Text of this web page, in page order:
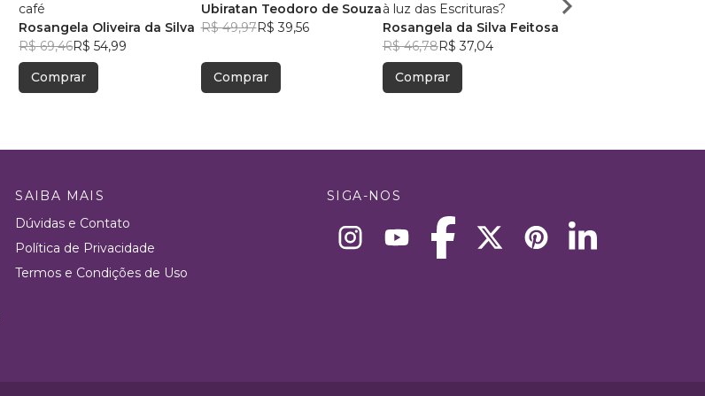
café
Rosangela Oliveira da Silva
R$ 69,46R$ 54,99
Comprar
Ubiratan Teodoro de Souza
R$ 49,97R$ 39,56
Comprar
à luz das Escrituras?
Rosangela da Silva Feitosa
R$ 46,78R$ 37,04
Comprar
Alessandro Monteiro
SAIBA MAIS
Dúvidas e Contato
Política de Privacidade
Termos e Condições de Uso
SIGA-NOS